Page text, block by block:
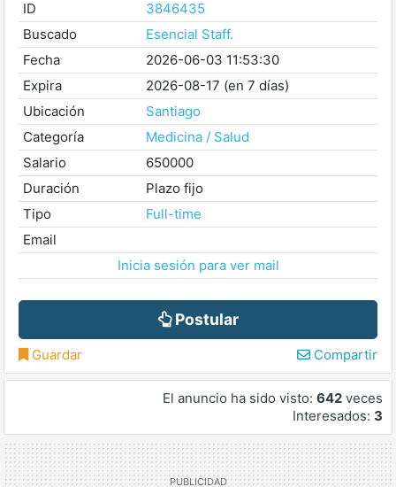
ID
3846435
Buscado
Esencial Staff.
Fecha
2026-06-03 11:53:30
Expira
2026-08-17 (en 7 días)
Ubicación
Santiago
Categoría
Medicina / Salud
Salario
650000
Duración
Plazo fijo
Tipo
Full-time
Email
Inicia sesión para ver mail
Postular
Guardar Compartir
El anuncio ha sido visto: 642 veces
Interesados: 3